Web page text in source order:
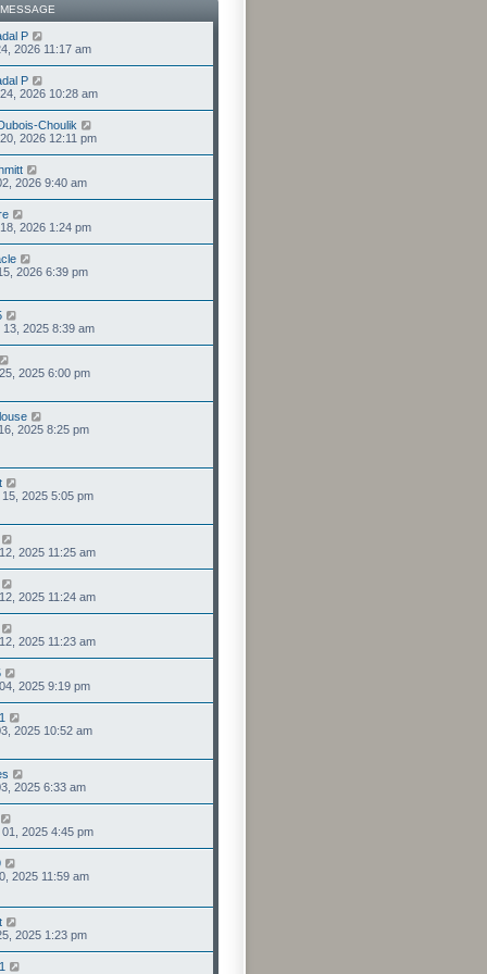
P
2026 11:17 am
P
2026 10:28 am
Choulik
2026 12:11 pm
2026 9:40 am
2026 1:24 pm
2026 6:39 pm
2025 8:39 am
2025 6:00 pm
2025 8:25 pm
2025 5:05 pm
2025 11:25 am
2025 11:24 am
2025 11:23 am
2025 9:19 pm
2025 10:52 am
2025 6:33 am
2025 4:45 pm
2025 11:59 am
2025 1:23 pm